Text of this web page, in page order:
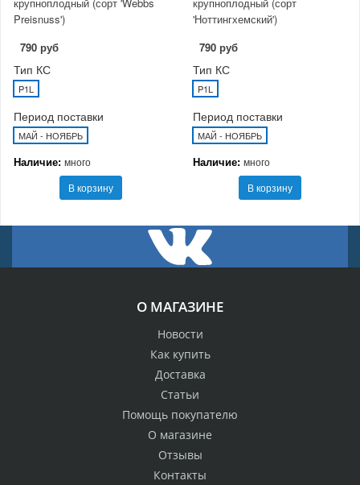
Preisnuss')
790 руб
Тип КС
P1L
Период поставки
МАЙ - НОЯБРЬ
Наличие: много
В корзину
'Ноттингхемский')
790 руб
Тип КС
P1L
Период поставки
МАЙ - НОЯБРЬ
Наличие: много
В корзину
О МАГАЗИНЕ
Новости
Как купить
Доставка
Статьи
Помощь покупателю
О магазине
Отзывы
Контакты